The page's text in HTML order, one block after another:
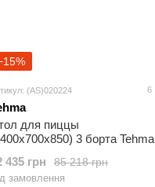
(AS)020224 6
для пиццы
3 борта Tehma
85 218 грн
435 грн
замовлення